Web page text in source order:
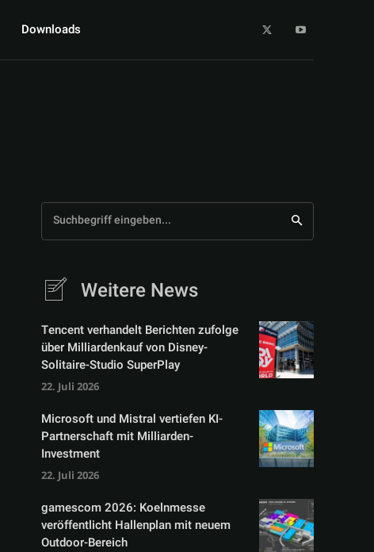
Downloads
Suchbegriff eingeben...
Weitere News
Tencent verhandelt Berichten zufolge
über Milliardenkauf von Disney-
Solitaire-Studio SuperPlay
22. Juli 2026
Microsoft und Mistral vertiefen KI-
Partnerschaft mit Milliarden-
Investment
22. Juli 2026
gamescom 2026: Koelnmesse
veröffentlicht Hallenplan mit neuem
Outdoor-Bereich